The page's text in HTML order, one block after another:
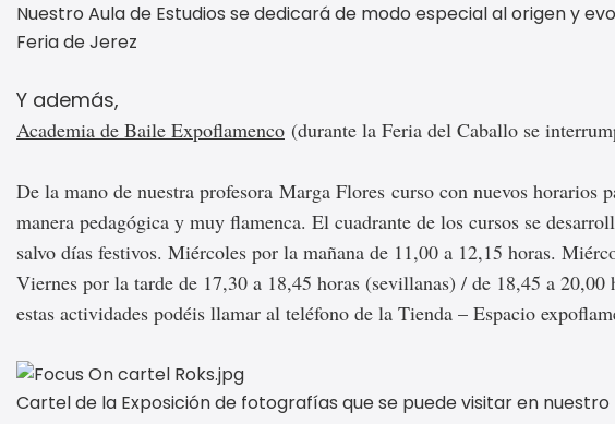
Nuestro Aula de Estudios se dedicará de modo especial al origen y
Feria de Jerez
Y además,
Academia de Baile Expoflamenco (durante la Feria del Caballo se
De la mano de nuestra profesora Marga Flores curso con nuevos horarios
manera pedagógica y muy flamenca. El cuadrante de los cursos se
salvo días festivos. Miércoles por la mañana de 11,00 a 12,15 horas.
Viernes por la tarde de 17,30 a 18,45 horas (sevillanas) / de 18,45 a
estas actividades podéis llamar al teléfono de la Tienda – Espacio
Cartel de la Exposición de fotografías que se puede visitar en